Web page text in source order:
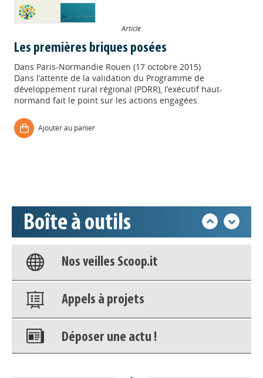
Article
Les premières briques posées
Dans Paris-Normandie Rouen (17 octobre 2015)
Dans l’attente de la validation du Programme de
développement rural régional (PDRR), l’exécutif haut-
normand fait le point sur les actions engagées.
Ajouter au panier
Boîte à outils
Appels à projets
Base documentaire
Nos veilles Scoop.it
Appels à projets
Déposer une actu !